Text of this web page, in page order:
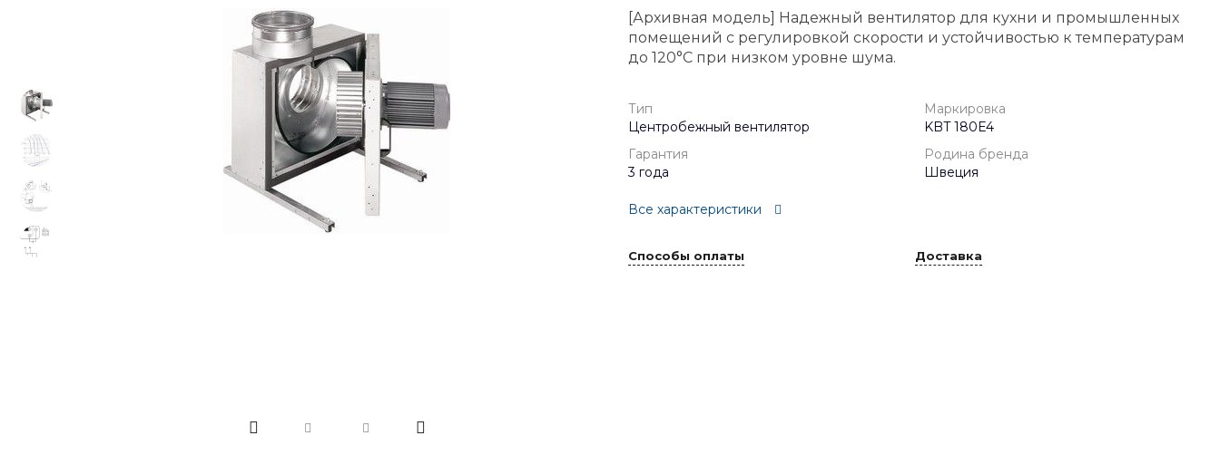
[Архивная модель] Надежный вентилятор для кухни и промышленных
помещений с регулировкой скорости и устойчивостью к температурам
до 120°C при низком уровне шума.
Тип
Центробежный вентилятор
Маркировка
KBT 180E4
Гарантия
3 года
Родина бренда
Швеция
Все характеристики
Способы оплаты Доставка